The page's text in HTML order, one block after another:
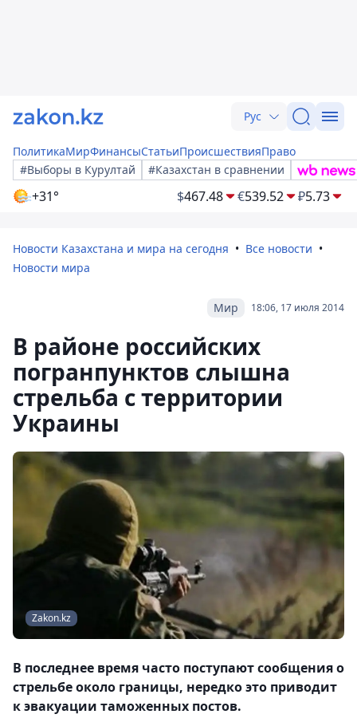
Рус
ПолитикаМирФинансыСтатьиПроисшествияПраво
#Выборы в Курултай
#Казахстан в сравнении
+31° $467.48 €539.52 ₽5.73
Новости Казахстана и мира на сегодня
Все новости
Новости мира
18:06, 17 июля 2014
Мир
В районе российских
погранпунктов слышна
стрельба с территории
Украины
Zakon.kz
В последнее время часто поступают сообщения о
стрельбе около границы, нередко это приводит
к эвакуации таможенных постов.